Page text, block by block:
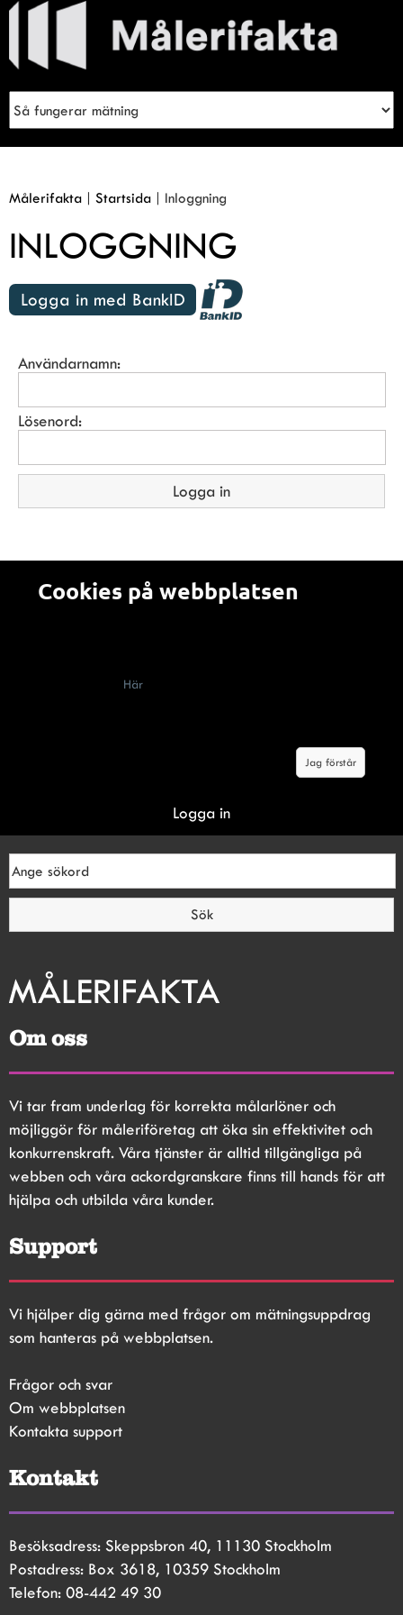
Meny
Målerifakta | Startsida | Inloggning
INLOGGNING
Logga in med BankID
Inloggning
Användarnamn:
Lösenord:
Cookies på webbplatsen
Här
Jag förstår
Logga in
Sök
Om oss
Vi tar fram underlag för korrekta målarlöner och
möjliggör för måleriföretag att öka sin effektivitet och
konkurrenskraft. Våra tjänster är alltid tillgängliga på
webben och våra ackordgranskare finns till hands för att
hjälpa och utbilda våra kunder.
Support
Vi hjälper dig gärna med frågor om mätningsuppdrag
som hanteras på webbplatsen.
Frågor och svar
Om webbplatsen
Kontakta support
Kontakt
Besöksadress: Skeppsbron 40, 11130 Stockholm
Postadress: Box 3618, 10359 Stockholm
Telefon: 08-442 49 30